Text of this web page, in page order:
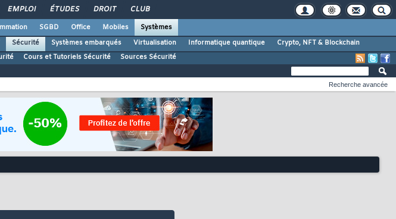
EMPLOI ÉTUDES DROIT CLUB
SGBD Office Mobiles
Systèmes
Sécurité Systèmes embarqués Virtualisation Informatique quantique
Crypto, NFT & Blockchain
Cours et Tutoriels Sécurité Sources Sécurité
Recherche avancée